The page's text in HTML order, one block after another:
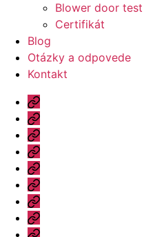
úroveň
navigácie
Blower door test
Certifikát
Blog
Otázky a odpovede
Kontakt
Úvod
Ponuka
Katalóg
Vzorový
dom
Informácie
Naše
výhody
Blog
Otázky
a
Kontakt